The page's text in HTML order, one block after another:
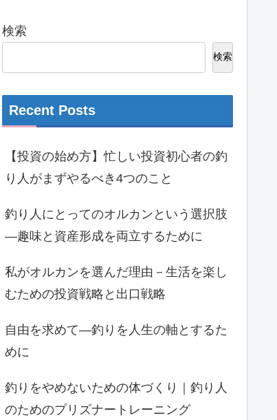
検索
検索
Recent Posts
【投資の始め方】忙しい投資初心者の釣
り人がまずやるべき4つのこと
釣り人にとってのオルカンという選択肢
―趣味と資産形成を両立するために
私がオルカンを選んだ理由－生活を楽し
むための投資戦略と出口戦略
自由を求めて―釣りを人生の軸とするた
めに
釣りをやめないための体づくり｜釣り人
のためのプリズナートレーニング